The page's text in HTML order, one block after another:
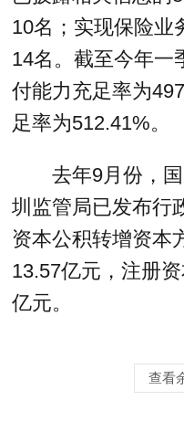
10名；实现保险业
14名。截至今年一
付能力充足率为
足率为512.41%。
去年9月份，国
圳监管局已发布行
资本公积转增资本
13.57亿元，注册
亿元。
查看